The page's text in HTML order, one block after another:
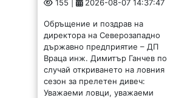
155 | 2026-08-07 14:37:47
Обръщение и поздрав на
директора на Северозападно
държавно предприятие – ДП
Враца инж. Димитър Ганчев по
случай откриването на ловния
сезон за прелетен дивеч:
Уважаеми ловци, уважаеми